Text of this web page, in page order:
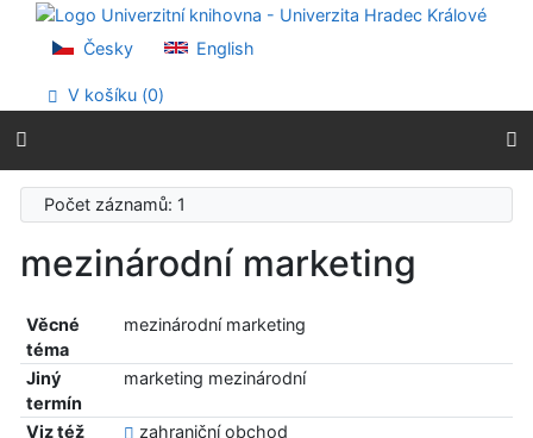
Přejít na obsah
Přejít na menu
Prohlášení o webové přístupnosti
Česky English
V košíku (0)
Počet záznamů: 1
mezinárodní marketing
Věcné
téma
mezinárodní marketing
Jiný
termín
marketing mezinárodní
Viz též
zahraniční obchod